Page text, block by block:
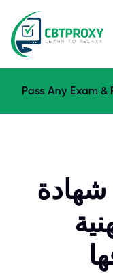
Pass Any Exam &
شهادة GIAC GXPN: